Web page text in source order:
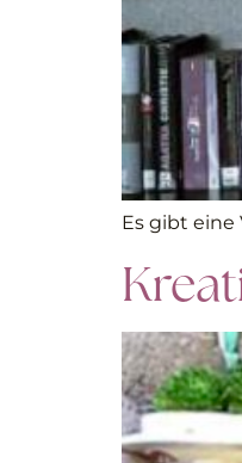
Es gibt eine